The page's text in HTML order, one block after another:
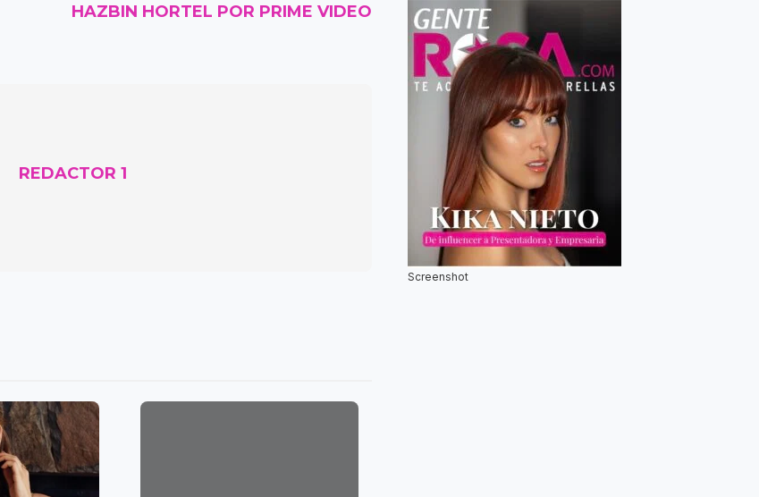
HAZBIN HORTEL POR PRIME VIDEO
REDACTOR 1
Screenshot